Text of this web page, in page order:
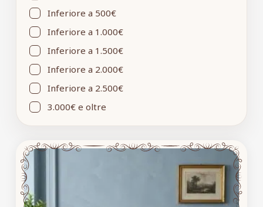
Inferiore a 500€
Inferiore a 1.000€
Inferiore a 1.500€
Inferiore a 2.000€
Inferiore a 2.500€
3.000€ e oltre